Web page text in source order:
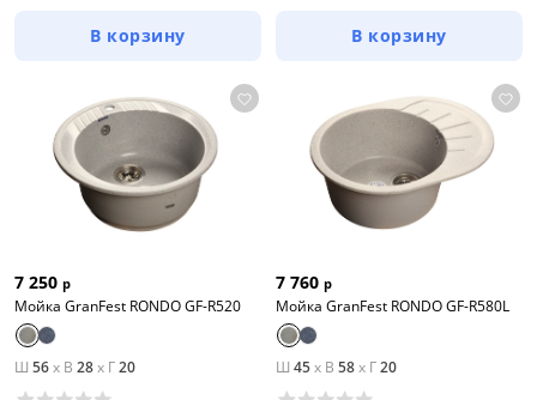
В корзину В корзину
7 250 р
Мойка GranFest RONDO GF-R520
Ш 56x В 28x Г20
7 760 р
Мойка GranFest RONDO GF-R580L
Ш 45x В 58x Г20